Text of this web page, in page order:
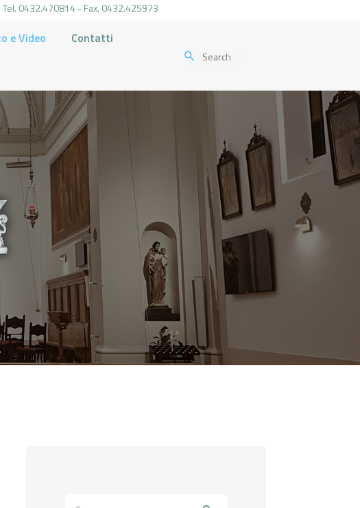
0432.470814 - Fax. 0432.425973
e Video Contatti